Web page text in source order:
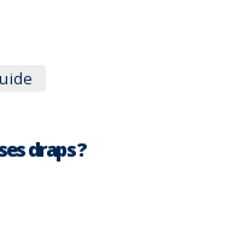
draps ?